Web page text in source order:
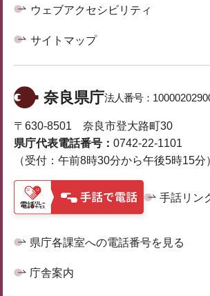
ウェブアクセシビリティ
サイトマップ
奈良県庁法人番号：
〒630-8501 奈良市登大路町30
県庁代表電話番号： 0742-22-1101
（受付：午前8時30分から午後5時15分
手話リン
県庁各課室への電話番号を見る
庁舎案内